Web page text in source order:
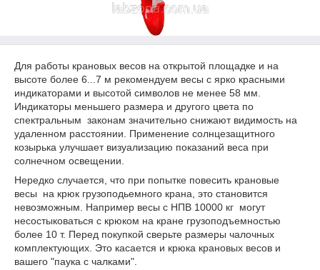
Для работы крановых весов на открытой площадке и на
высоте более 6...7 м рекомендуем весы с ярко красными
индикаторами и высотой символов не менее 58 мм.
Индикаторы меньшего размера и другого цвета по
спектральным законам значительно снижают видимость на
удаленном расстоянии. Применение солнцезащитного
козырька улучшает визуализацию показаний веса при
солнечном освещении.
Нередко случается, что при попытке повесить крановые
весы на крюк грузоподьемного крана, это становится
невозможным. Например весы с НПВ 10000 кг могут
несостыковаться с крюком на кране грузоподъемностью
более 10 т. Перед покупкой сверьте размеры чалочных
комплектующих. Это касается и крюка крановых весов и
вашего "паука с чалками".